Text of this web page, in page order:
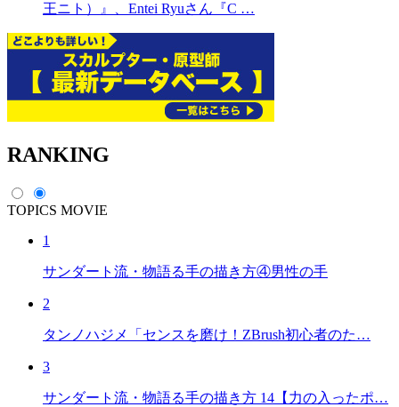
王ニト）』、Entei Ryuさん『C …
RANKING
TOPICS MOVIE
1
サンダート流・物語る手の描き方④男性の手
2
タンノハジメ「センスを磨け！ZBrush初心者のた…
3
サンダート流・物語る手の描き方 14【力の入ったポ…